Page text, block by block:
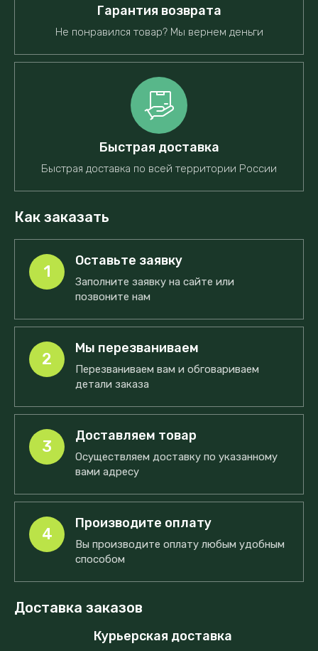
Гарантия возврата
Не понравился товар? Мы вернем деньги
Быстрая доставка
Быстрая доставка по всей территории России
Как заказать
1
Оставьте заявку
Заполните заявку на сайте или
позвоните нам
2
Мы перезваниваем
Перезваниваем вам и обговариваем
детали заказа
3
Доставляем товар
Осуществляем доставку по указанному
вами адресу
4
Производите оплату
Вы производите оплату любым удобным
способом
Доставка заказов
Курьерская доставка